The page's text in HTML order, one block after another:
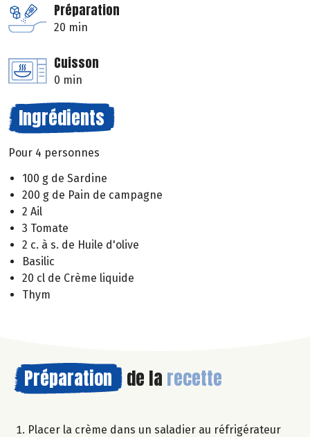
Préparation
20 min
Cuisson
0 min
Ingrédients
Pour 4 personnes
100 g de Sardine
200 g de Pain de campagne
2 Ail
3 Tomate
2 c. à s. de Huile d'olive
Basilic
20 cl de Crème liquide
Thym
Préparation de la recette
Placer la crème dans un saladier au réfrigérateur